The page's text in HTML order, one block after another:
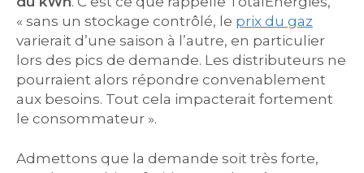
« sans un stockage contrôlé, le prix du gaz
varierait d’une saison à l’autre, en particulier
lors des pics de demande. Les distributeurs ne
pourraient alors répondre convenablement
aux besoins. Tout cela impacterait fortement
le consommateur ».
Admettons que la demande soit très forte,